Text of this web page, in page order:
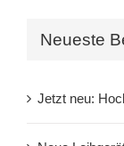
Neueste
Jetzt neu: